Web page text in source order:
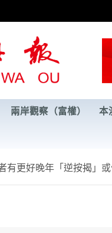
兩岸觀察（富權） 本
有更好晚年「逆按揭」